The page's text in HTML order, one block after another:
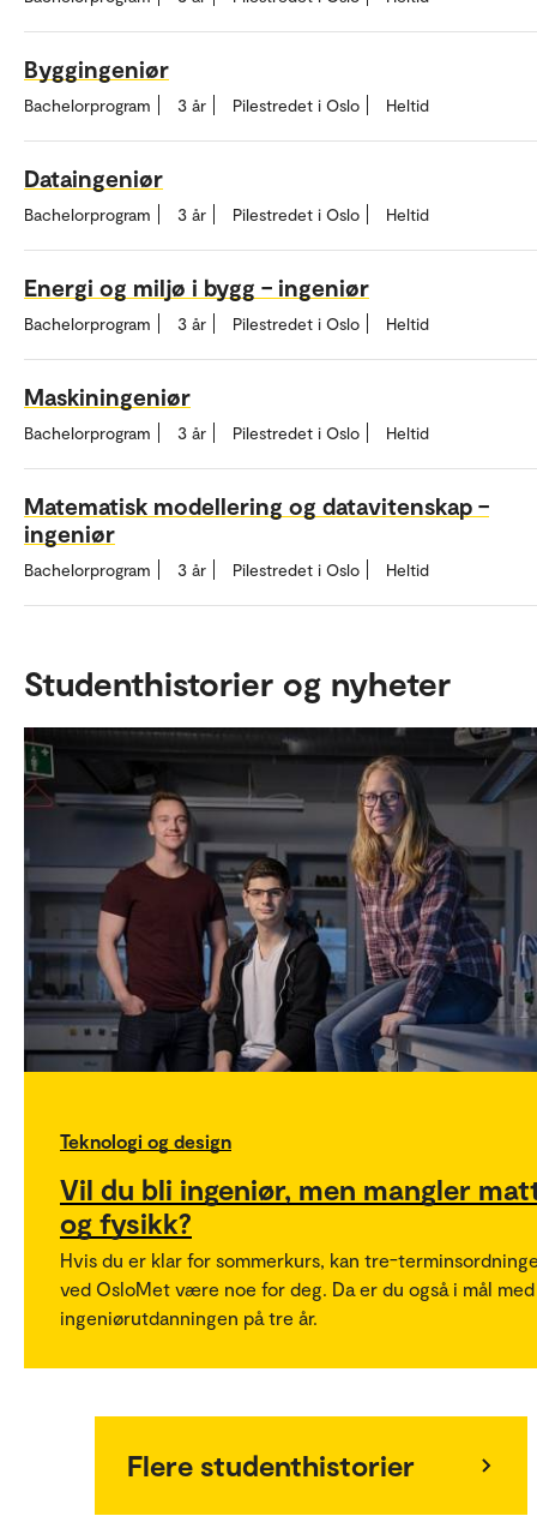
Byggingeniør
Bachelorprogram 3 år Pilestredet i Oslo Heltid
Dataingeniør
Bachelorprogram 3 år Pilestredet i Oslo Heltid
Energi og miljø i bygg – ingeniør
Bachelorprogram 3 år Pilestredet i Oslo Heltid
Maskiningeniør
Bachelorprogram 3 år Pilestredet i Oslo Heltid
Matematisk modellering og datavitenskap –
ingeniør
Bachelorprogram 3 år Pilestredet i Oslo Heltid
Studenthistorier og nyheter
Teknologi og design
Vil du bli ingeniør, men mangler
og fysikk?
Hvis du er klar for sommerkurs, kan tre-
ved OsloMet være noe for deg. Da er du også i mål med
ingeniørutdanningen på tre år.
Flere studenthistorier